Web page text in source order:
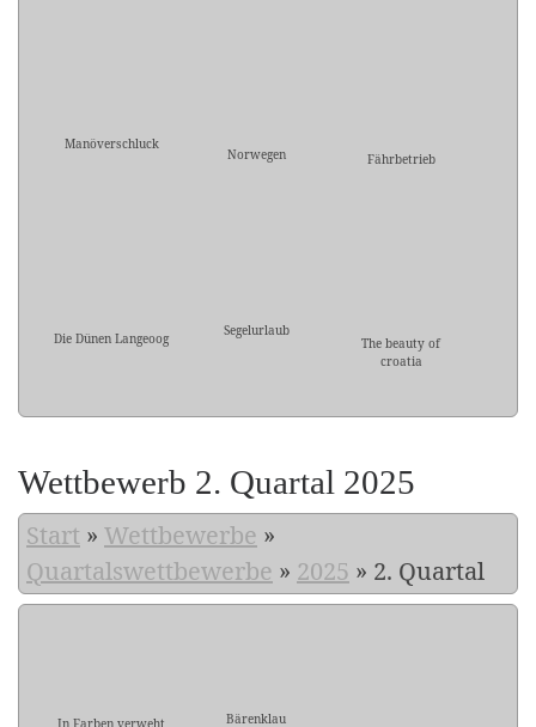
Manöverschluck
Norwegen Fährbetrieb
Die Dünen Langeoog Segelurlaub
The beauty of
croatia
Wettbewerb 2. Quartal 2025
Start » Wettbewerbe »
Quartalswettbewerbe » 2025 » 2. Quartal
In Farben verweht Bärenklau